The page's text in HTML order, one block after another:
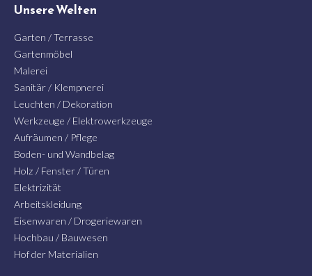
Unsere Welten
Garten / Terrasse
Gartenmöbel
Malerei
Sanitär / Klempnerei
Leuchten / Dekoration
Werkzeuge / Elektrowerkzeuge
Aufräumen / Pflege
Boden- und Wandbelag
Holz / Fenster / Türen
Elektrizität
Arbeitskleidung
Eisenwaren / Drogeriewaren
Hochbau / Bauwesen
Hof der Materialien